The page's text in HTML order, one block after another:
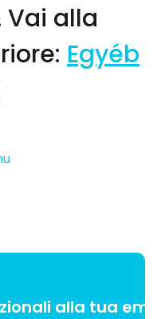
Vai alla
Egyéb
alla tua